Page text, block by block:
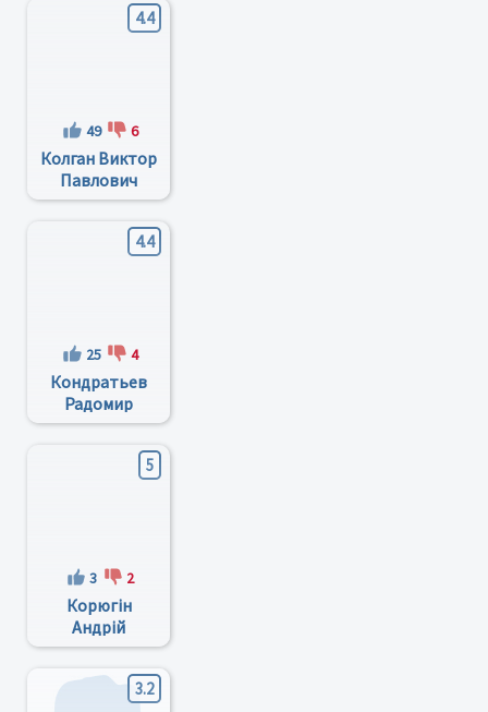
4.4
49 6
Колган Виктор
Павлович
4.4
25 4
Кондратьев
Радомир
Иванович
5
3 2
Корюгін
Андрій
Валерійович
3.2